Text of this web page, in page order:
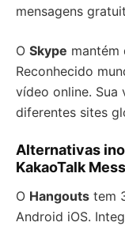
mensagens
O Skype mantém
Reconhecido
vídeo online. Sua
diferentes sites
Alternativas
KakaoTalk
O Hangouts tem
Android iOS.